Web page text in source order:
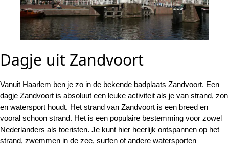
Dagje uit Zandvoort
Vanuit Haarlem ben je zo in de bekende badplaats Zandvoort. Een
dagje Zandvoort is absoluut een leuke activiteit als je van strand, zon
en watersport houdt. Het strand van Zandvoort is een breed en
vooral schoon strand. Het is een populaire bestemming voor zowel
Nederlanders als toeristen. Je kunt hier heerlijk ontspannen op het
strand, zwemmen in de zee, surfen of andere watersporten